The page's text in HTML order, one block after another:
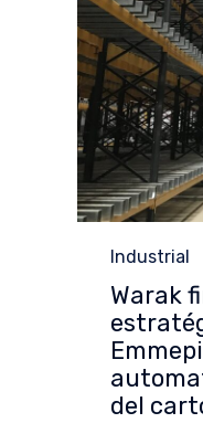
Category
Industrial
Warak
del